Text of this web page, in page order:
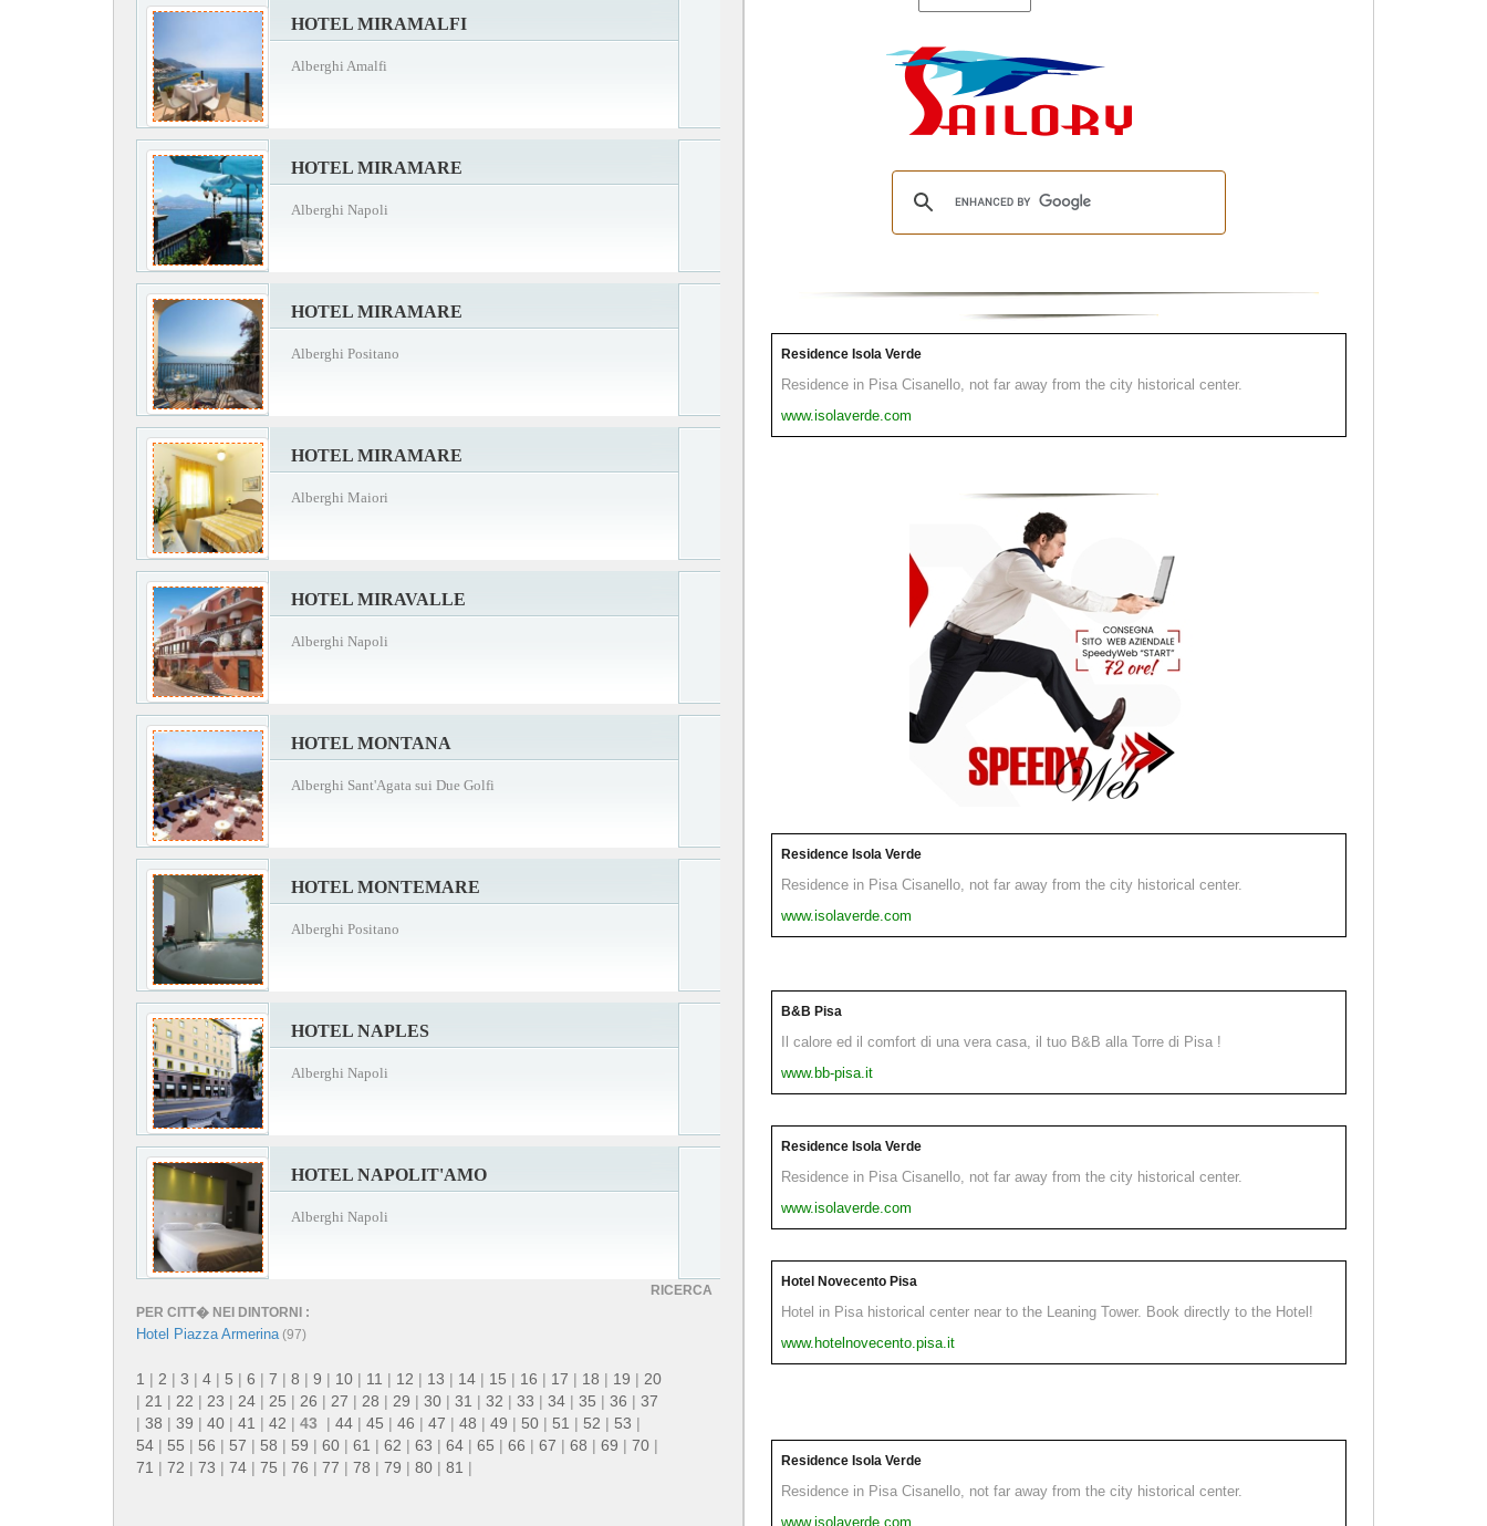
HOTEL MIRAMALFI
Alberghi Amalfi
HOTEL MIRAMARE
Alberghi Napoli
HOTEL MIRAMARE
Alberghi Positano
HOTEL MIRAMARE
Alberghi Maiori
HOTEL MIRAVALLE
Alberghi Napoli
HOTEL MONTANA
Alberghi Sant'Agata sui Due Golfi
HOTEL MONTEMARE
Alberghi Positano
HOTEL NAPLES
Alberghi Napoli
HOTEL NAPOLIT'AMO
Alberghi Napoli
RICERCA
PER CITT� NEI DINTORNI :
Hotel Piazza Armerina(97)
1 | 2 | 3 | 4 | 5 | 6 | 7 | 8 | 9 | 10 | 11 | 12 | 13 | 14 | 15 | 16 | 17 | 18 | 19 | 20
| 21 | 22 | 23 | 24 | 25 | 26 | 27 | 28 | 29 | 30 | 31 | 32 | 33 | 34 | 35 | 36 | 37
| 38 | 39 | 40 | 41 | 42 | 43 | 44 | 45 | 46 | 47 | 48 | 49 | 50 | 51 | 52 | 53 |
54 | 55 | 56 | 57 | 58 | 59 | 60 | 61 | 62 | 63 | 64 | 65 | 66 | 67 | 68 | 69 | 70 |
71 | 72 | 73 | 74 | 75 | 76 | 77 | 78 | 79 | 80 | 81 |
Residence Isola Verde
Residence in Pisa Cisanello, not far away from the city historical center.
www.isolaverde.com
Residence Isola Verde
Residence in Pisa Cisanello, not far away from the city historical center.
www.isolaverde.com
B&B Pisa
Il calore ed il comfort di una vera casa, il tuo B&B alla Torre di Pisa !
www.bb-pisa.it
Residence Isola Verde
Residence in Pisa Cisanello, not far away from the city historical center.
www.isolaverde.com
Hotel Novecento Pisa
Hotel in Pisa historical center near to the Leaning Tower. Book directly to the Hotel!
www.hotelnovecento.pisa.it
Residence Isola Verde
Residence in Pisa Cisanello, not far away from the city historical center.
www.isolaverde.com